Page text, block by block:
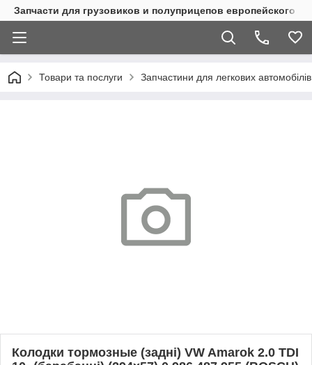
Запчасти для грузовиков и полуприцепов европейского
Товари та послуги Запчастини для легкових автомобілів
Колодки тормозные (задні) VW Amarok 2.0 TDI